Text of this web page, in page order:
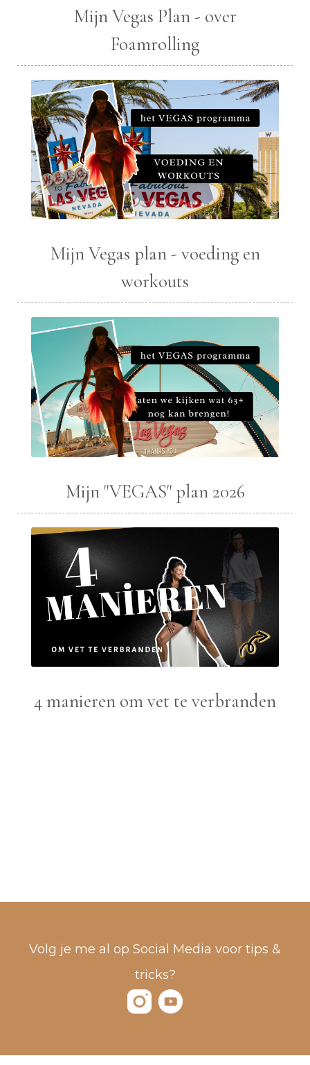
Mijn Vegas Plan - over
Foamrolling
Mijn Vegas plan - voeding en
workouts
Mijn "VEGAS" plan 2026
4 manieren om vet te verbranden
Volg je me al op Social Media voor tips &
tricks?